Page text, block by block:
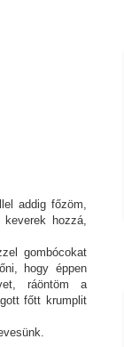
addig főzöm,
hozzá,
gombócokat
hogy éppen
ráöntöm a
főtt krumplit